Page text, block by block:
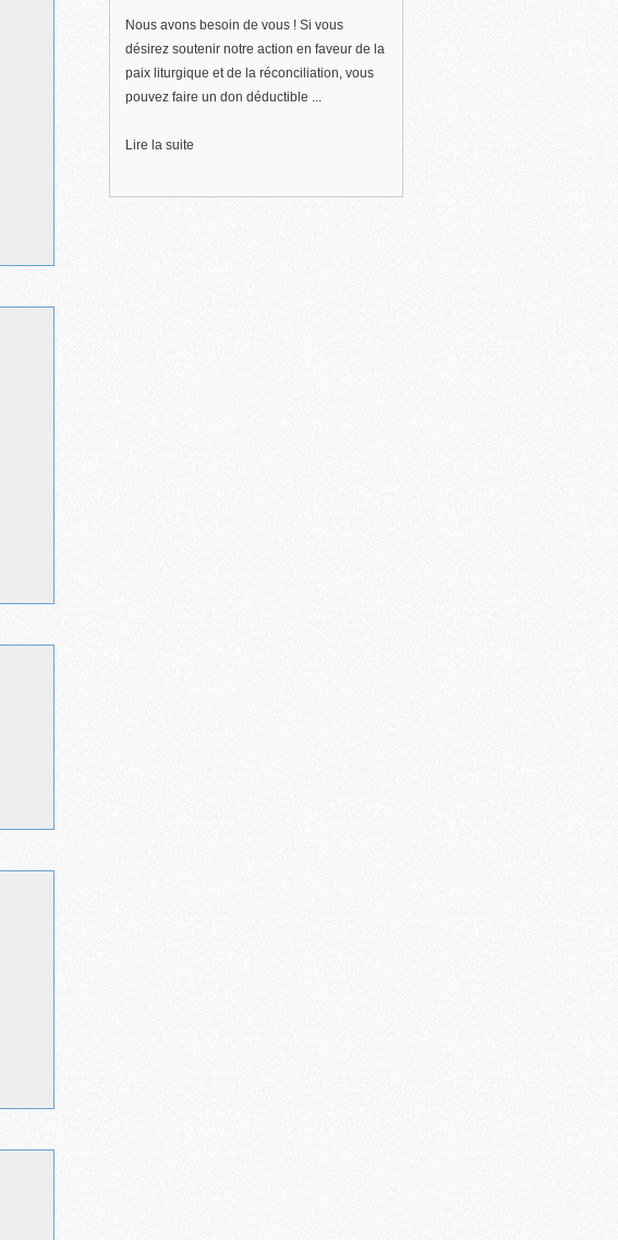
Nous avons besoin de vous ! Si vous
désirez soutenir notre action en faveur de la
paix liturgique et de la réconciliation, vous
pouvez faire un don déductible ...
Lire la suite